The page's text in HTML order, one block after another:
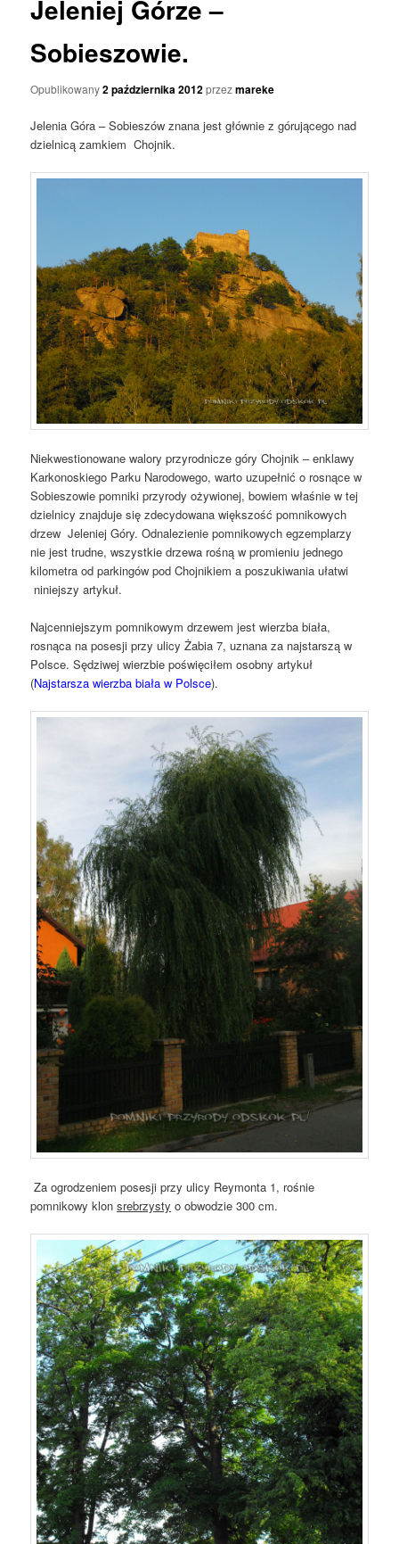
Jeleniej Górze –
Sobieszowie.
Opublikowany2 października 2012przezmareke
Jelenia Góra – Sobieszów znana jest głównie z górującego nad
dzielnicą zamkiem Chojnik.
Niekwestionowane walory przyrodnicze góry Chojnik – enklawy
Karkonoskiego Parku Narodowego, warto uzupełnić o rosnące w
Sobieszowie pomniki przyrody ożywionej, bowiem właśnie w tej
dzielnicy znajduje się zdecydowana większość pomnikowych
drzew Jeleniej Góry. Odnalezienie pomnikowych egzemplarzy
nie jest trudne, wszystkie drzewa rośną w promieniu jednego
kilometra od parkingów pod Chojnikiem a poszukiwania ułatwi
niniejszy artykuł.
Najcenniejszym pomnikowym drzewem jest wierzba biała,
rosnąca na posesji przy ulicy Żabia 7, uznana za najstarszą w
Polsce. Sędziwej wierzbie poświęciłem osobny artykuł
(Najstarsza wierzba biała w Polsce).
Za ogrodzeniem posesji przy ulicy Reymonta 1, rośnie
pomnikowy klonsrebrzysty o obwodzie 300 cm.